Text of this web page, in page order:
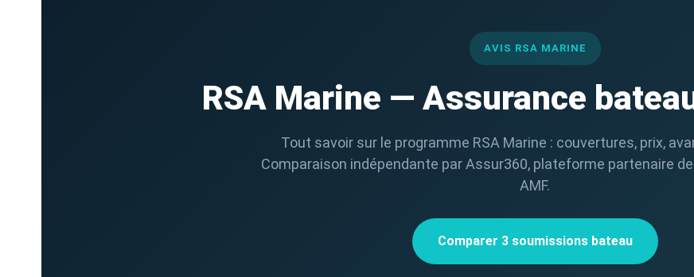
AVIS RSA MARINE
RSA Marine — Assurance
Tout savoir sur le programme RSA Marine : couvertures, prix,
Comparaison indépendante par Assur360, plateforme partenaire
AMF.
Comparer 3 soumissions bateau